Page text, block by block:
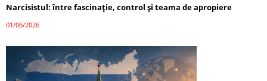
Narcisistul: între fascinație, control și teama de apropiere
01/06/2026